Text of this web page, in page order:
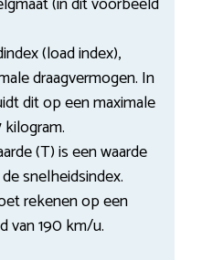
(load index),
draagvermogen. In
dit op een maximale
(T) is een waarde
snelheidsindex.
rekenen op een
van 190 km/u.